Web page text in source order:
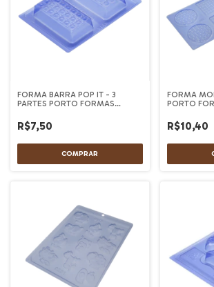
FORMA BARRA POP IT - 3
PARTES PORTO FORMAS
R$7,50
FORMA
PORTO
R$10,40